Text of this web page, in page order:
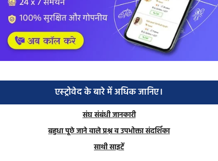
एस्ट्रोवेद के बारे में अधिक जानिए।
संघ संबंधी जानकारी
बहुधा पूछे जाने वाले प्रश्न व उपभोक्ता संदर्शिका
साथी साइटें